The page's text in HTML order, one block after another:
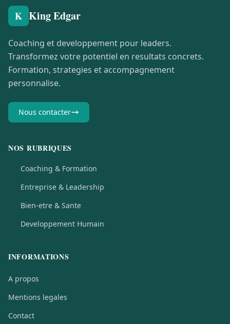
K King Edgar
Coaching et developpement pour leaders.
Transformez votre potentiel en resultats concrets.
Formation, strategies et accompagnement
personnalise.
Nous contacter
NOS RUBRIQUES
Coaching & Formation
Entreprise & Leadership
Bien-etre & Sante
Developpement Humain
INFORMATIONS
A propos
Mentions legales
Contact